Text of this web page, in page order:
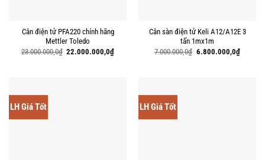
Cân điện tử PFA220 chính hãng
Mettler Toledo
23.000.000,0₫ Giá
22.000.000,0₫Giá
Cân sàn điện tử Keli A12/A12E 3
tấn 1mx1m
7.000.000,0₫ Giá
6.800.000,0₫Giá
hiện
LH Giá Tốt LH Giá Tốt